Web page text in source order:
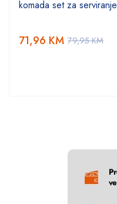
komada set za serviranje
79,95KM
71,96 KM